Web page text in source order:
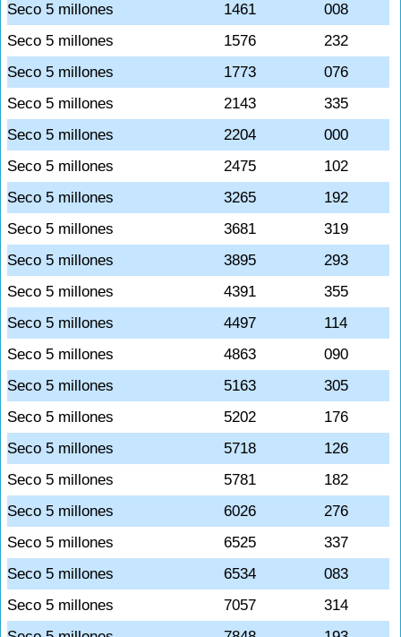
Seco 5 millones
1461
008
Seco 5 millones
1576
232
Seco 5 millones
1773
076
Seco 5 millones
2143
335
Seco 5 millones
2204
000
Seco 5 millones
2475
102
Seco 5 millones
3265
192
Seco 5 millones
3681
319
Seco 5 millones
3895
293
Seco 5 millones
4391
355
Seco 5 millones
4497
114
Seco 5 millones
4863
090
Seco 5 millones
5163
305
Seco 5 millones
5202
176
Seco 5 millones
5718
126
Seco 5 millones
5781
182
Seco 5 millones
6026
276
Seco 5 millones
6525
337
Seco 5 millones
6534
083
Seco 5 millones
7057
314